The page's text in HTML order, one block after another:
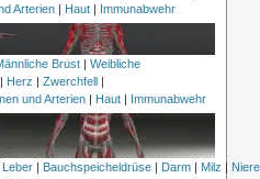
Arterien | Haut | Immunabwehr
Brust| Weibliche
Herz | Zwerchfell|
und Arterien | Haut | Immunabwehr
Leber| Bauchspeicheldrüse| Darm| Milz |